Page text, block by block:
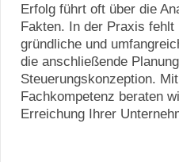
Erfolg führt oft über die
Fakten. In der Praxis
gründliche und
die anschließende
Steuerungskonzeption.
Fachkompetenz beraten
Erreichung Ihrer